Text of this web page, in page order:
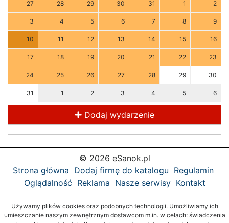
27 28 29 30 31 1 2
3 4 5 6 7 8 9
10 11 12 13 14 15 16
17 18 19 20 21 22 23
24 25 26 27 28 29 30
31 1 2 3 4 5 6
Dodaj wydarzenie
© 2026 eSanok.pl
Strona główna Dodaj firmę do katalogu Regulamin
Oglądalność Reklama Nasze serwisy Kontakt
Używamy plików cookies oraz podobnych technologii. Umożliwiamy ich
umieszczanie naszym zewnętrznym dostawcom m.in. w celach: świadczenia